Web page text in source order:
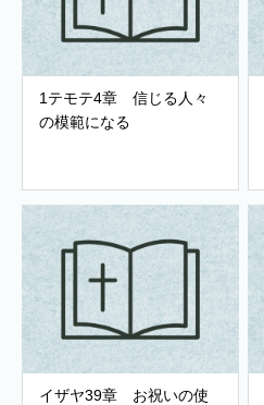
1テモテ4章 信じる人々
の模範になる
イザヤ39章 お祝いの使